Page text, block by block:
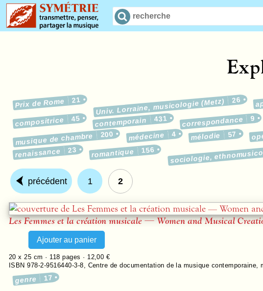
Prix de Rome 21 Univ. Lorraine, musicologie (Metz) 26
compositrice 45 contemporain 431 correspondance 9
musique de chambre 200 médecine 4 mélodie 57
renaissance 23 romantique 156 sociologie,
précédent 1 2
Les Femmes et la création musicale — Women and Musical
20 x 25 cm · 118 pages · 12,00 €
ISBN 978-2-9516440-3-8
Centre de documentation de la musique contemporaine
genre 17